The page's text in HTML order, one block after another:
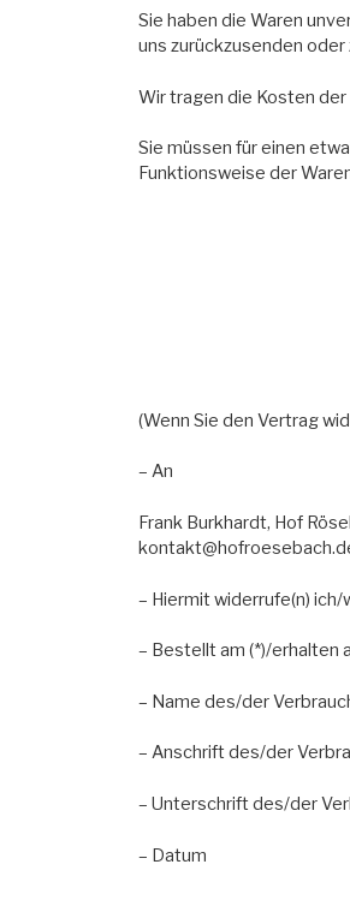
Sie haben die Waren
uns zurückzusenden
Wir tragen die Kosten
Sie müssen für einen
Funktionsweise der
(Wenn Sie den Vertrag
– An
Frank Burkhardt, Hof
– Hiermit widerrufe(n)
– Bestellt am (*)/erhalten
– Name des/der
– Anschrift des/der
– Unterschrift des/der
– Datum